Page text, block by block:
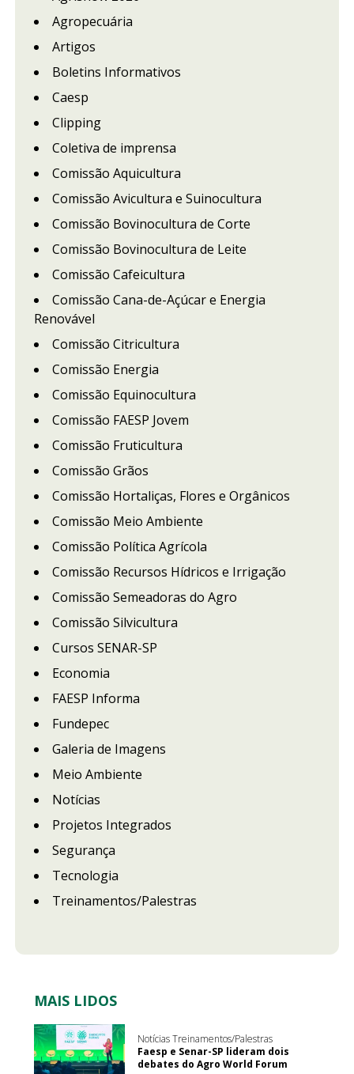
Agropecuária
Artigos
Boletins Informativos
Caesp
Clipping
Coletiva de imprensa
Comissão Aquicultura
Comissão Avicultura e Suinocultura
Comissão Bovinocultura de Corte
Comissão Bovinocultura de Leite
Comissão Cafeicultura
Comissão Cana-de-Açúcar e Energia
Renovável
Comissão Citricultura
Comissão Energia
Comissão Equinocultura
Comissão FAESP Jovem
Comissão Fruticultura
Comissão Grãos
Comissão Hortaliças, Flores e Orgânicos
Comissão Meio Ambiente
Comissão Política Agrícola
Comissão Recursos Hídricos e Irrigação
Comissão Semeadoras do Agro
Comissão Silvicultura
Cursos SENAR-SP
Economia
FAESP Informa
Fundepec
Galeria de Imagens
Meio Ambiente
Notícias
Projetos Integrados
Segurança
Tecnologia
Treinamentos/Palestras
MAIS LIDOS
Notícias Treinamentos/Palestras
Faesp e Senar-SP lideram dois
debates do Agro World Forum